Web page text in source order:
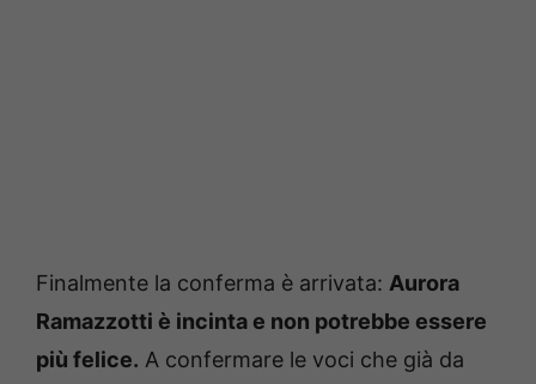
Finalmente la conferma è arrivata: Aurora
Ramazzotti è incinta e non potrebbe essere
più felice. A confermare le voci che già da